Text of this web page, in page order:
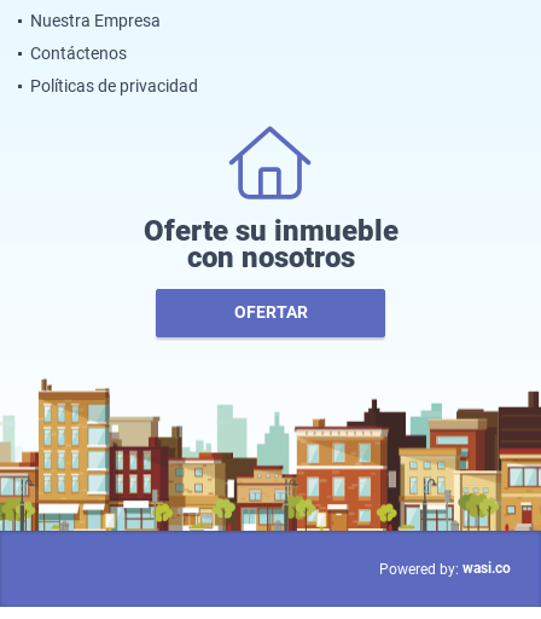
Nuestra Empresa
Contáctenos
Políticas de privacidad
Oferte su inmueble
con nosotros
OFERTAR
Powered by: wasi.co